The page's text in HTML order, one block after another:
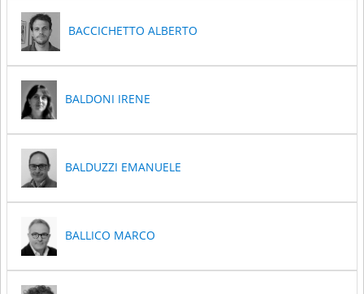
BACCICHETTO ALBERTO
BALDONI IRENE
BALDUZZI EMANUELE
BALLICO MARCO